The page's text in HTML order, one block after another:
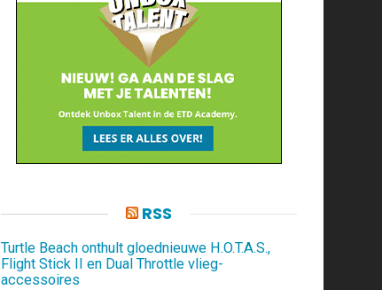
RSS
Turtle Beach onthult gloednieuwe H.O.T.A.S.,
Flight Stick II en Dual Throttle vlieg-
accessoires